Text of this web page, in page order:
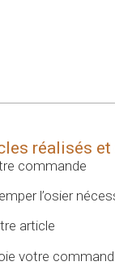
réalisés
commande
l’osier
article
votre